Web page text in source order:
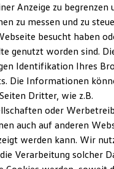
und Updates
ID.
Anzeige zu begrenzen
zu messen und zu
besucht haben
genutzt worden sind.
Identifikation Ihres
Die Informationen
Dritter, wie z.B.
oder
auch auf anderen
werden kann. Wir
Verarbeitung solcher